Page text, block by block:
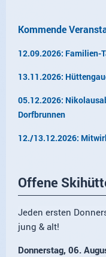
Kommende
12.09.2026: Familien-
13.11.2026:
05.12.2026:
Dorfbrunnen
12./13.12.2026:
Offene
Jeden ersten
jung & alt!
Donnerstag, 06.